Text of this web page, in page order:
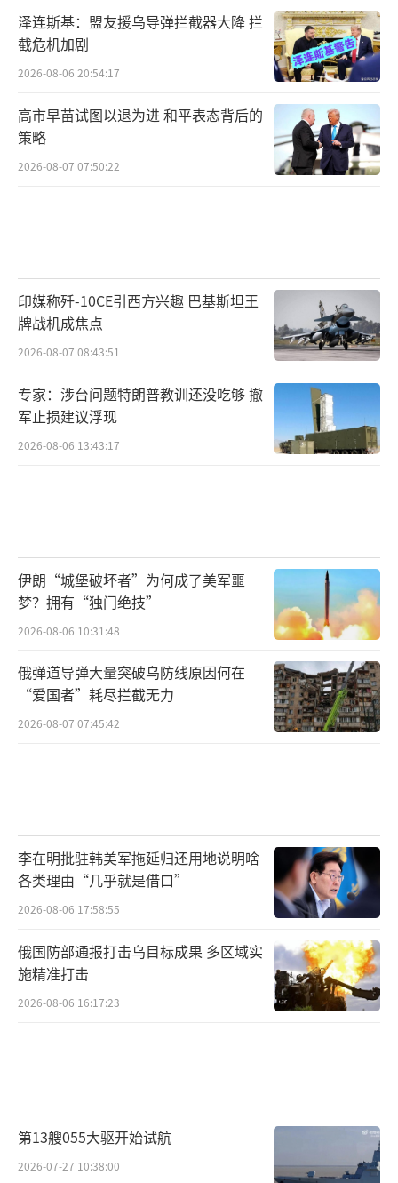
泽连斯基：盟友援乌导弹拦截器大降 拦
截危机加剧
2026-08-06 20:54:17
高市早苗试图以退为进 和平表态背后的
策略
2026-08-07 07:50:22
印媒称歼-10CE引西方兴趣 巴基斯坦王
牌战机成焦点
2026-08-07 08:43:51
专家：涉台问题特朗普教训还没吃够 撤
军止损建议浮现
2026-08-06 13:43:17
伊朗“城堡破坏者”为何成了美军噩
梦？拥有“独门绝技”
2026-08-06 10:31:48
俄弹道导弹大量突破乌防线原因何在
“爱国者”耗尽拦截无力
2026-08-07 07:45:42
李在明批驻韩美军拖延归还用地说明啥
各类理由“几乎就是借口”
2026-08-06 17:58:55
俄国防部通报打击乌目标成果 多区域实
施精准打击
2026-08-06 16:17:23
第13艘055大驱开始试航
2026-07-27 10:38:00